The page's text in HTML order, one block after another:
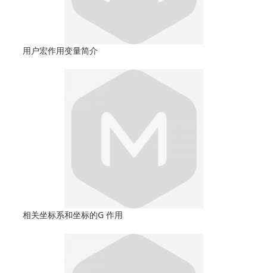
用户宏作用变量简介
相关坐标系和坐标的G 作用